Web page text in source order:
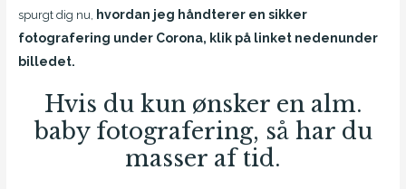
spurgt dig nu,
hvordan jeg håndterer en sikker
fotografering under Corona, klik på linket nedenunder
billedet.
Hvis du kun ønsker en alm.
baby fotografering, så har du
masser af tid.